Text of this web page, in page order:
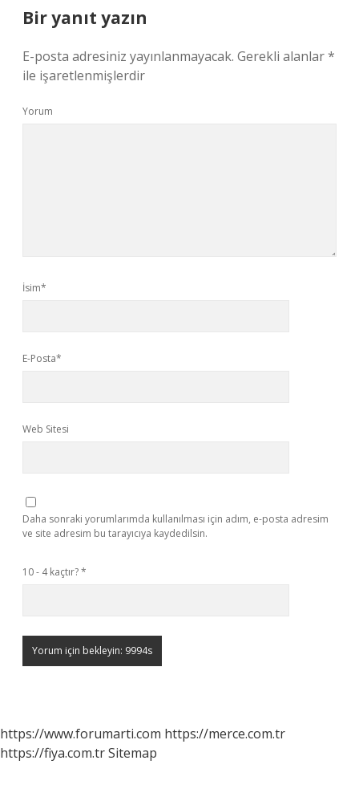
Bir yanıt yazın
E-posta adresiniz yayınlanmayacak. Gerekli alanlar*
ile işaretlenmişlerdir
Yorum
İsim*
E-Posta*
Web Sitesi
Daha sonraki yorumlarımda kullanılması için adım, e-posta adresim
ve site adresim bu tarayıcıya kaydedilsin.
10 - 4 kaçtır?*
https://www.forumarti.com https://merce.com.tr
https://fiya.com.trSitemap